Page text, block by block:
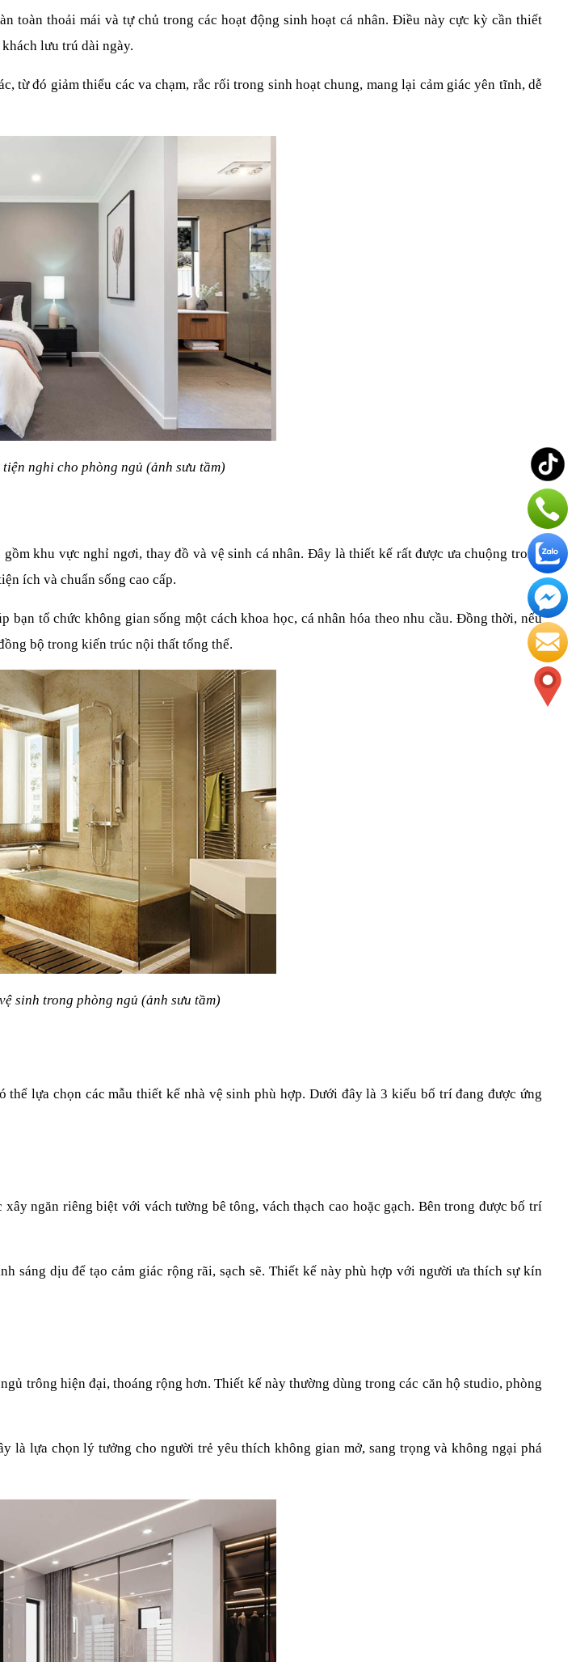
toàn thoải mái và tự chủ trong các hoạt động sinh hoạt cá nhân. Điều này cực kỳ cần thiết
lưu trú dài ngày.
từ đó giảm thiểu các va chạm, rắc rối trong sinh hoạt chung, mang lại cảm giác yên tĩnh, dễ
nghi cho phòng ngủ (ảnh sưu tầm)
khu vực nghỉ ngơi, thay đồ và vệ sinh cá nhân. Đây là thiết kế rất được ưa chuộng trong
ích và chuẩn sống cao cấp.
tổ chức không gian sống một cách khoa học, cá nhân hóa theo nhu cầu. Đồng thời, nếu
bộ trong kiến trúc nội thất tổng thể.
sinh trong phòng ngủ (ảnh sưu tầm)
lựa chọn các mẫu thiết kế nhà vệ sinh phù hợp. Dưới đây là 3 kiểu bố trí đang được ứng
ngăn riêng biệt với vách tường bê tông, vách thạch cao hoặc gạch. Bên trong được bố trí
sáng dịu để tạo cảm giác rộng rãi, sạch sẽ. Thiết kế này phù hợp với người ưa thích sự kín
trông hiện đại, thoáng rộng hơn. Thiết kế này thường dùng trong các căn hộ studio, phòng
là lựa chọn lý tưởng cho người trẻ yêu thích không gian mở, sang trọng và không ngại phá